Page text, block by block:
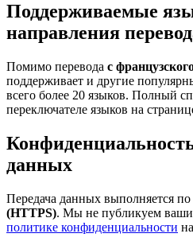
Поддерживаемые
направления
Помимо перевода с
поддерживает и другие
всего более 20 языков. Полный
переключателе языков на
данных
Передача данных выполняется по
(HTTPS). Мы не публикуем
политике конфиденциальности